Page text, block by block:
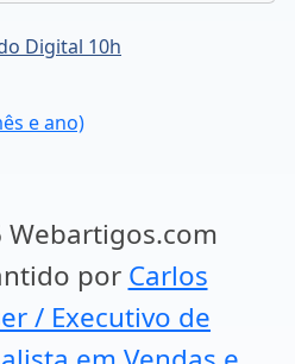
Digital 10h
e ano)
por Carlos
/ Executivo de